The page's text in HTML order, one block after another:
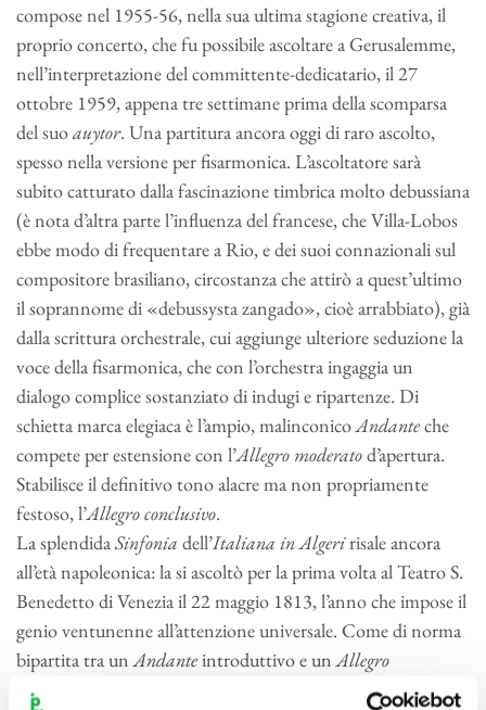
compose nel 1955-56, nella sua ultima stagione creativa, il
proprio concerto, che fu possibile ascoltare a Gerusalemme,
nell’interpretazione del committente-dedicatario, il 27
ottobre 1959, appena tre settimane prima della scomparsa
del suoauytor. Una partitura ancora oggi di raro ascolto,
spesso nella versione per fisarmonica. L’ascoltatore sarà
subito catturato dalla fascinazione timbrica molto debussiana
(è nota d’altra parte l’influenza del francese, che Villa-Lobos
ebbe modo di frequentare a Rio, e dei suoi connazionali sul
compositore brasiliano, circostanza che attirò a quest’ultimo
il soprannome di «debussysta zangado», cioè arrabbiato), già
dalla scrittura orchestrale, cui aggiunge ulteriore seduzione la
voce della fisarmonica, che con l’orchestra ingaggia un
dialogo complice sostanziato di indugi e ripartenze. Di
schietta marca elegiaca è l’ampio, malinconicoAndanteche
compete per estensione con l’Allegro moderatod’apertura.
Stabilisce il definitivo tono alacre ma non propriamente
festoso, l’Allegro conclusivo.
La splendidaSinfonia dell’Italiana in Algeririsale ancora
all’età napoleonica: la si ascoltò per la prima volta al Teatro S.
Benedetto di Venezia il 22 maggio 1813, l’anno che impose il
genio ventunenne all’attenzione universale. Come di norma
bipartita tra unAndanteintroduttivo e unAllegro
principale, si apre sull’
indubbiamente ironico